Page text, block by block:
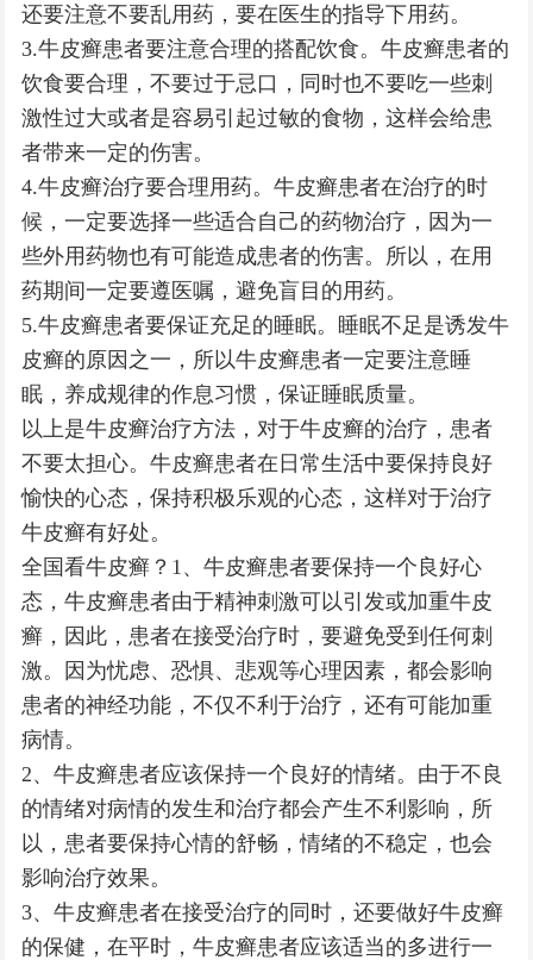
还要注意不要乱用药，要在医生的指导下用药。
3.牛皮癣患者要注意合理的搭配饮食。牛皮癣患者的
饮食要合理，不要过于忌口，同时也不要吃一些刺
激性过大或者是容易引起过敏的食物，这样会给患
者带来一定的伤害。
4.牛皮癣治疗要合理用药。牛皮癣患者在治疗的时
候，一定要选择一些适合自己的药物治疗，因为一
些外用药物也有可能造成患者的伤害。所以，在用
药期间一定要遵医嘱，避免盲目的用药。
5.牛皮癣患者要保证充足的睡眠。睡眠不足是诱发牛
皮癣的原因之一，所以牛皮癣患者一定要注意睡
眠，养成规律的作息习惯，保证睡眠质量。
以上是牛皮癣治疗方法，对于牛皮癣的治疗，患者
不要太担心。牛皮癣患者在日常生活中要保持良好
愉快的心态，保持积极乐观的心态，这样对于治疗
牛皮癣有好处。
全国看牛皮癣？1、牛皮癣患者要保持一个良好心
态，牛皮癣患者由于精神刺激可以引发或加重牛皮
癣，因此，患者在接受治疗时，要避免受到任何刺
激。因为忧虑、恐惧、悲观等心理因素，都会影响
患者的神经功能，不仅不利于治疗，还有可能加重
病情。
2、牛皮癣患者应该保持一个良好的情绪。由于不良
的情绪对病情的发生和治疗都会产生不利影响，所
以，患者要保持心情的舒畅，情绪的不稳定，也会
影响治疗效果。
3、牛皮癣患者在接受治疗的同时，还要做好牛皮癣
的保健，在平时，牛皮癣患者应该适当的多进行一